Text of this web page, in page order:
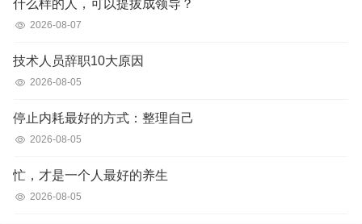
什么样的人，可以提拔成领导？
2026-08-07
技术人员辞职10大原因
2026-08-05
停止内耗最好的方式：整理自己
2026-08-05
忙，才是一个人最好的养生
2026-08-05